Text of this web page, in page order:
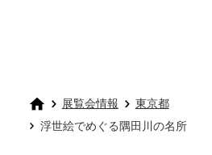
展覧会情報
東京都
浮世絵でめぐる隅田川の名所